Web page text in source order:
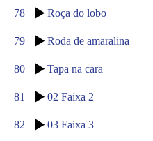
78 Roça do lobo
79 Roda de amaralina
80 Tapa na cara
81 02 Faixa 2
82 03 Faixa 3